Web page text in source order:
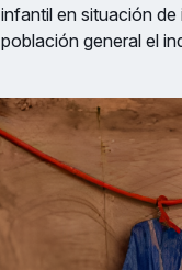
infantil en situación
población general el